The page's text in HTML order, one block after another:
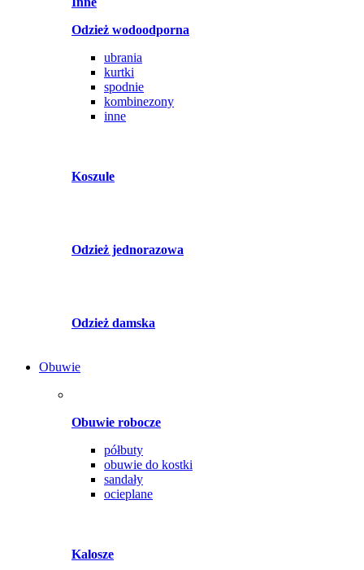
Odzież wodoodporna
ubrania
kurtki
spodnie
kombinezony
inne
Koszule
Odzież jednorazowa
Odzież damska
Obuwie
Obuwie robocze
półbuty
obuwie do kostki
sandały
ocieplane
Kalosze